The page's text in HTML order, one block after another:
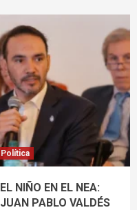
Política
EL NIÑO EN EL NEA:
JUAN PABLO VALDÉS